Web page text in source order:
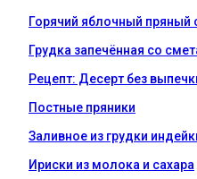
Горячий яблочный пряный
Грудка запечённая со
Рецепт: Десерт без
Постные пряники
Заливное из грудки
Ириски из молока и сахара